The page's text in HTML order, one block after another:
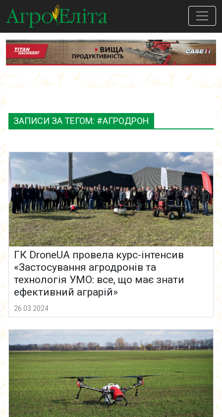
ЗАПИСИ ЗА ТЕГОМ: #АГРОДРОН
ГК DroneUA провела курс-інтенсив
«Застосування агродронів та
технологія УМО: все, що має знати
ефективний аграрій»
26.03.2024